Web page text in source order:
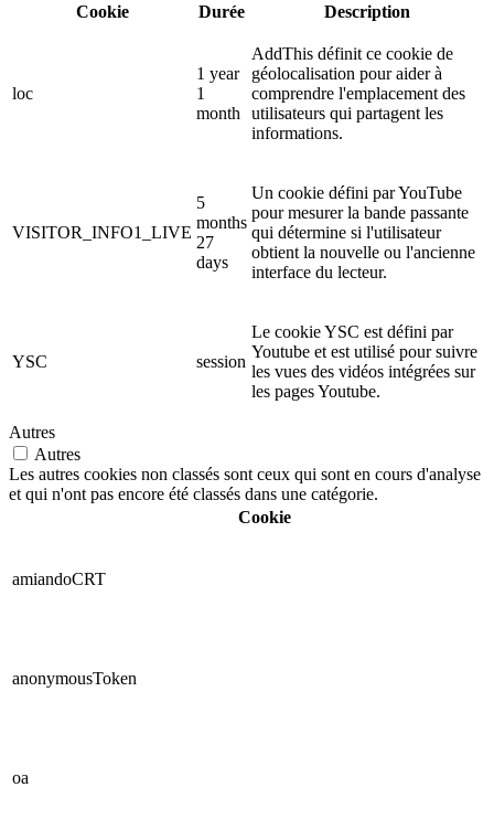
Cookie
Durée Description
loc
1 year
1
month
AddThis définit ce cookie de
géolocalisation pour aider à
comprendre l'emplacement des
utilisateurs qui partagent les
informations.
VISITOR_INFO1_LIVE
5
months
27
days
Un cookie défini par YouTube
pour mesurer la bande passante
qui détermine si l'utilisateur
obtient la nouvelle ou l'ancienne
interface du lecteur.
YSC session
Le cookie YSC est défini par
Youtube et est utilisé pour suivre
les vues des vidéos intégrées sur
les pages Youtube.
Autres
Autres
Les autres cookies non classés sont ceux qui sont en cours d'analyse
et qui n'ont pas encore été classés dans une catégorie.
Cookie
amiandoCRT
anonymousToken
oa